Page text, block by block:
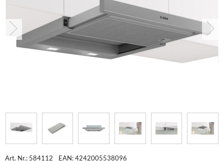
Art. Nr.: 584112 EAN: 4242005538096